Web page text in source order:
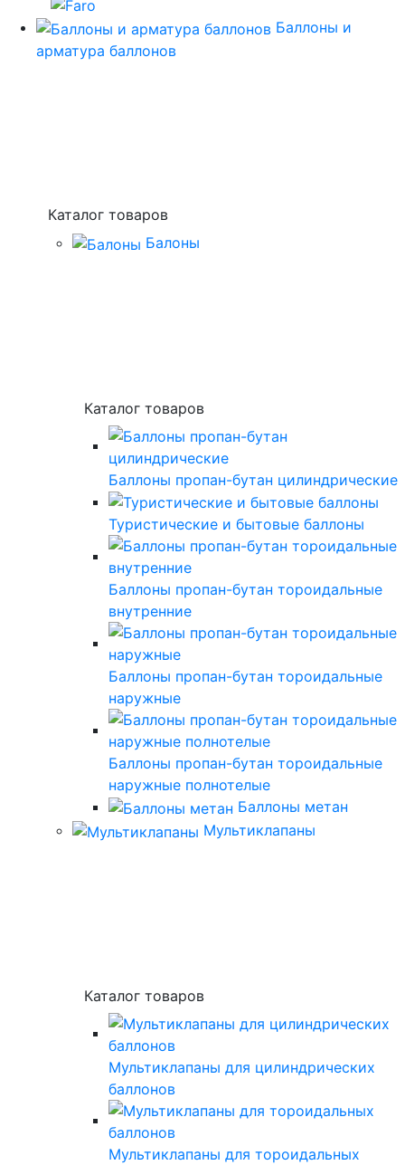
Баллоны и
арматура баллонов
Каталог товаров
Балоны
Каталог товаров
Баллоны пропан-бутан цилиндрические
Туристические и бытовые баллоны
Баллоны пропан-бутан тороидальные
внутренние
Баллоны пропан-бутан тороидальные
наружные
Баллоны пропан-бутан тороидальные
наружные полнотелые
Баллоны метан
Мультиклапаны
Каталог товаров
Мультиклапаны для цилиндрических
баллонов
Мультиклапаны для тороидальных